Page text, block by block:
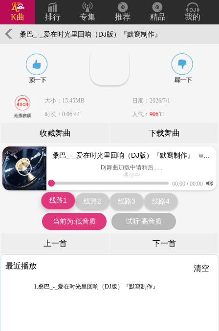
K曲 排行 专集 推荐 精品 我的
桑巴_-_爱在时光里回响（DJ版）『默寫制作』
大小：15.45MB
日期：2026/7/1
时长：0:06:44
人气： 906℃
收藏舞曲 下载舞曲
桑巴_-_爱在时光里回响（DJ版）『默寫制作』
- www.keiqu.com
Dj舞曲加载中请稍后......
播放中
www.keiqu.com
00:00 / 00:00
线路1 线路2 线路3 线路4
当前为:低音质 试听 高音质
上一首 下一首
最近播放 清空
1.桑巴_-_爱在时光里回响（DJ版）『默寫制作』